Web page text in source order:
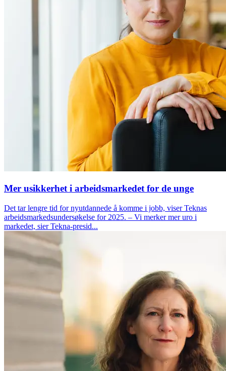
Mer usikkerhet i arbeidsmarkedet for de unge
Det tar lengre tid for nyutdannede å komme i jobb, viser Teknas
arbeidsmarkedsundersøkelse for 2025. – Vi merker mer uro i
markedet, sier Tekna-presid...